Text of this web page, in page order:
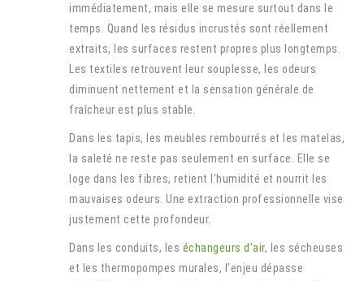
immédiatement, mais elle se mesure surtout dans le
temps. Quand les résidus incrustés sont réellement
extraits, les surfaces restent propres plus longtemps.
Les textiles retrouvent leur souplesse, les odeurs
diminuent nettement et la sensation générale de
fraîcheur est plus stable.
Dans les tapis, les meubles rembourrés et les matelas,
la saleté ne reste pas seulement en surface. Elle se
loge dans les fibres, retient l’humidité et nourrit les
mauvaises odeurs. Une extraction professionnelle vise
justement cette profondeur.
Dans les conduits, les échangeurs d’air, les sécheuses
et les thermopompes murales, l’enjeu dépasse